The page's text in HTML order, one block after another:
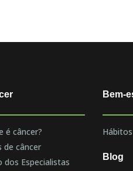
é câncer?
de câncer
dos Especialistas
Bem-
Blog